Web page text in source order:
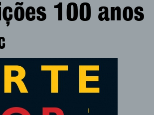
100 anos